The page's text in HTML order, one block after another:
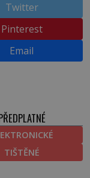
Twitter
Pinterest
Email
TIŠTĚNÉ